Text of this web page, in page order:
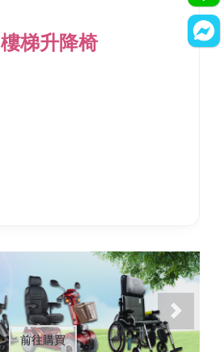
樓梯升降椅
前往購買